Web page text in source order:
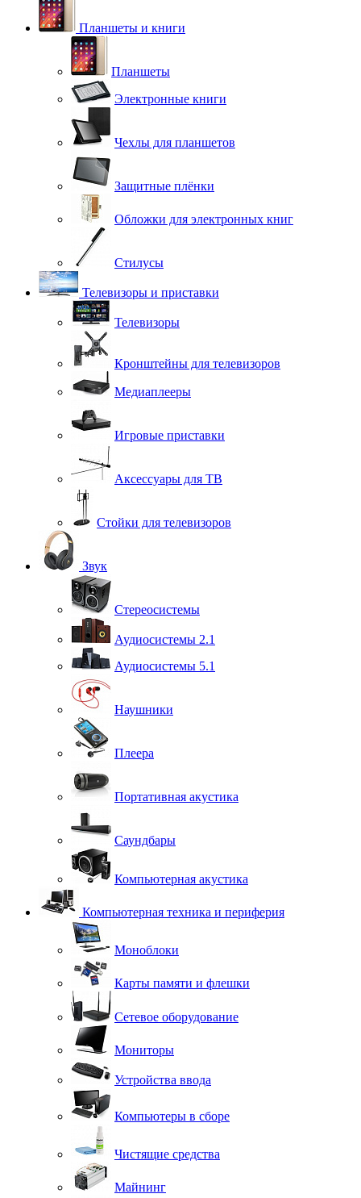
Планшеты и книги
Планшеты
Электронные книги
Чехлы для планшетов
Защитные плёнки
Обложки для электронных книг
Стилусы
Телевизоры и приставки
Телевизоры
Кронштейны для телевизоров
Медиаплееры
Игровые приставки
Аксессуары для ТВ
Стойки для телевизоров
Звук
Стереосистемы
Аудиосистемы 2.1
Аудиосистемы 5.1
Наушники
Плеера
Портативная акустика
Саундбары
Компьютерная акустика
Компьютерная техника и периферия
Моноблоки
Карты памяти и флешки
Сетевое оборудование
Мониторы
Устройства ввода
Компьютеры в сборе
Чистящие средства
Майнинг